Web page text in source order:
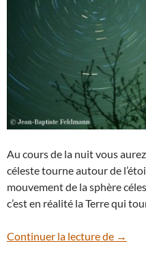
Au cours de la nuit vous
céleste tourne autour de
mouvement de la sphère
c’est en réalité la Terre qui
Continuer la lecture de →